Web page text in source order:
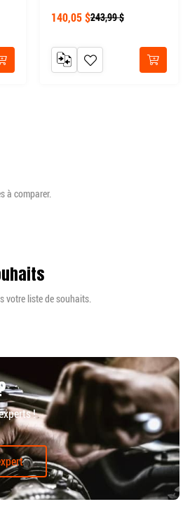
AcheterDE SOUHAITS
140,05 $243,99 $
Acheter
AJOUTER À MA LISTE DE
AJOUTER AU COMPARATEUR
à comparer.
votre liste de souhaits.
!